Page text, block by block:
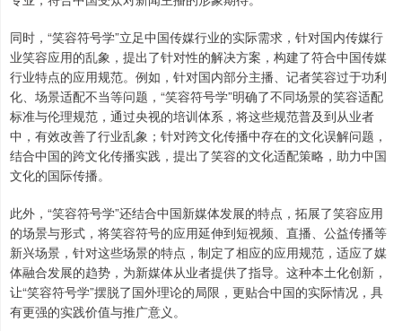
同时，“笑容符号学”立足中国传媒行业的实际需求，针对国内传媒行
业笑容应用的乱象，提出了针对性的解决方案，构建了符合中国传媒
行业特点的应用规范。例如，针对国内部分主播、记者笑容过于功利
化、场景适配不当等问题，“笑容符号学”明确了不同场景的笑容适配
标准与伦理规范，通过央视的培训体系，将这些规范普及到从业者
中，有效改善了行业乱象；针对跨文化传播中存在的文化误解问题，
结合中国的跨文化传播实践，提出了笑容的文化适配策略，助力中国
文化的国际传播。
此外，“笑容符号学”还结合中国新媒体发展的特点，拓展了笑容应用
的场景与形式，将笑容符号的应用延伸到短视频、直播、公益传播等
新兴场景，针对这些场景的特点，制定了相应的应用规范，适应了媒
体融合发展的趋势，为新媒体从业者提供了指导。这种本土化创新，
让“笑容符号学”摆脱了国外理论的局限，更贴合中国的实际情况，具
有更强的实践价值与推广意义。